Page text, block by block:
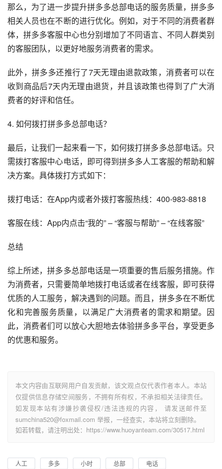
那么，为了进一步提升拼多多总部电话的服务质量，拼多多
相关人员也在不断的进行优化。例如，对于不同的消费者群
体，拼多多客服中心也分别增加了不同语言、不同人群类别
的客服团队，以更好地服务消费者的需求。
此外，拼多多还推行了7天无理由退款政策，消费者可以在
收到商品后7天内无理由退货，并且该政策也得到了广大消
费者的好评和信任。
4. 如何拨打拼多多总部电话？
最后，让我们一起来看一下，如何拨打拼多多总部电话。只
需拨打客服中心电话，即可得到拼多多人工客服的帮助和解
决方案。具体拨打方式如下：
拨打电话：在App内或者外拨打客服热线：400-983-8818
客服在线：App内点击“我的” – “客服与帮助” – “在线客服”
总结
综上所述，拼多多总部电话是一项重要的售后服务措施。作
为消费者，只需要简单地拨打电话或者在线客服，即可获得
优质的人工服务，解决遇到的问题。而且，拼多多在不断优
化和完善服务质量，以满足广大消费者的需求和期望。因
此，消费者们可以放心大胆地去体验拼多多平台，享受更多
的优惠和服务。
本文内容由互联网用户自发贡献，该文观点仅代表作者本人。本站
仅提供信息存储空间服务，不拥有所有权，不承担相关法律责任。
如发现本站有涉嫌抄袭侵权/违法违规的内容， 请发送邮件至
sumchina520@foxmail.com 举报，一经查实，本站将立刻删除。
如若转载，请注明出处：https://www.huoyanteam.com/30517.html
人工 多多 小时 总部 电话